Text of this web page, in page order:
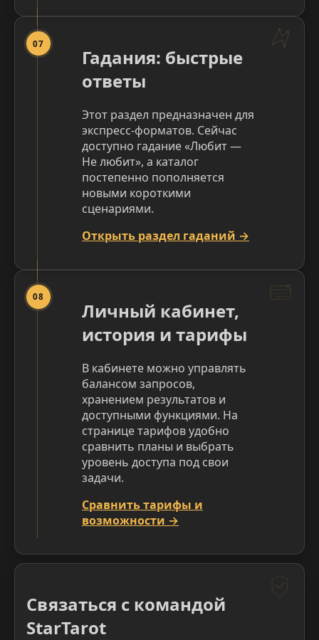
07
Гадания: быстрые
ответы
Этот раздел предназначен для
экспресс-форматов. Сейчас
доступно гадание «Любит —
Не любит», а каталог
постепенно пополняется
новыми короткими
сценариями.
Открыть раздел гаданий →
08
Личный кабинет,
история и тарифы
В кабинете можно управлять
балансом запросов,
хранением результатов и
доступными функциями. На
странице тарифов удобно
сравнить планы и выбрать
уровень доступа под свои
задачи.
Сравнить тарифы и
возможности →
Связаться с командой
StarTarot